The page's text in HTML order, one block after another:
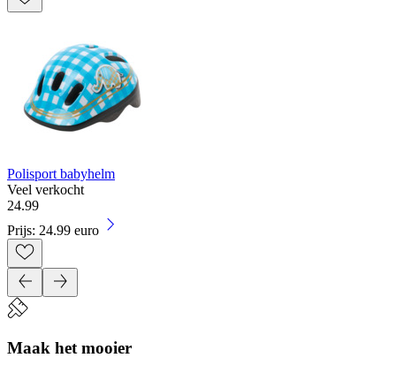
Polisport babyhelm
Veel verkocht
24.99
Prijs: 24.99 euro
Maak het mooier